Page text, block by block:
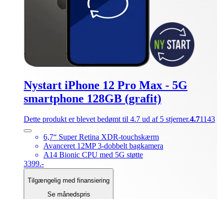
Nystart iPhone 12 Pro Max - 5G
smartphone 128GB (grafit)
Dette produkt er blevet bedømt til 4.7 ud af 5 stjerner.4.71143
6,7“ Super Retina XDR-touchskærm
Avanceret 12MP 3-dobbelt bagkamera
A14 Bionic CPU med 5G støtte
3399.-
Tilgængelig med finansiering
Se månedspris